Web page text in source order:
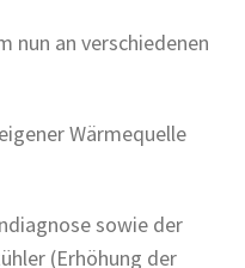
nun an verschiedenen
Wärmequelle
sowie der
(Erhöhung der